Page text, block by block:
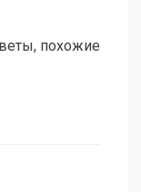
похожие